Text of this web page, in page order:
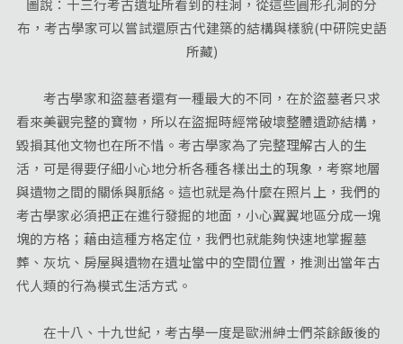
圖說：十三行考古遺址所看到的柱洞，從這些圓形孔洞的分
布，考古學家可以嘗試還原古代建築的結構與樣貌(中研院史語
所藏)
考古學家和盜墓者還有一種最大的不同，在於盜墓者只求
看來美觀完整的寶物，所以在盜掘時經常破壞整體遺跡結構，
毀損其他文物也在所不惜。考古學家為了完整理解古人的生
活，可是得要仔細小心地分析各種各樣出土的現象，考察地層
與遺物之間的關係與脈絡。這也就是為什麼在照片上，我們的
考古學家必須把正在進行發掘的地面，小心翼翼地區分成一塊
塊的方格；藉由這種方格定位，我們也就能夠快速地掌握墓
葬、灰坑、房屋與遺物在遺址當中的空間位置，推測出當年古
代人類的行為模式生活方式。
在十八、十九世紀，考古學一度是歐洲紳士們茶餘飯後的